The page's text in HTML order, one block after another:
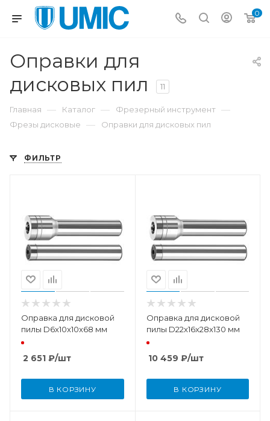
0
Оправки для
дисковых пил
11
Главная — Каталог — Фрезерный инструмент —
Фрезы дисковые — Оправки для дисковых пил
ФИЛЬТР
Оправка для дисковой
пилы D6x10x10x68 мм
2 651 ₽/шт
В КОРЗИНУ
Оправка для дисковой
пилы D22x16x28x130 мм
10 459 ₽/шт
В КОРЗИНУ